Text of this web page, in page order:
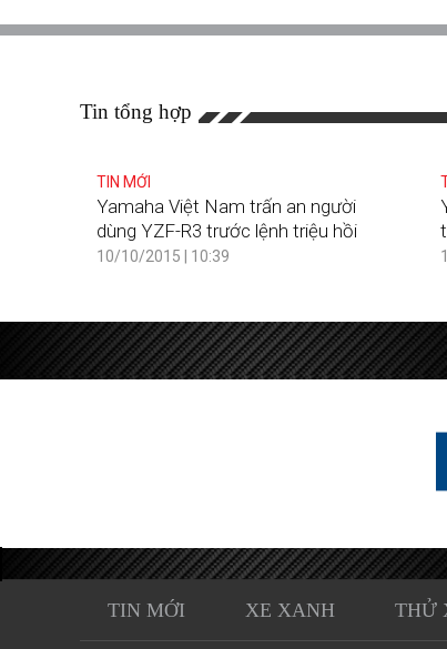
Tin tổng hợp
TIN MỚI
Yamaha Việt Nam trấn an người
dùng YZF-R3 trước lệnh triệu hồi
10/10/2015 | 10:39
TIN MỚI XE XANH THỬ